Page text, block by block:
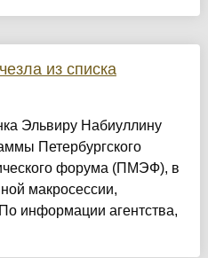
из списка
Эльвиру Набиуллину
Петербургского
форума (ПМЭФ), в
макросессии,
информации агентства,